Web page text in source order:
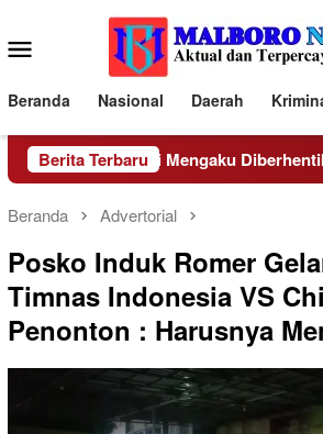
konten
Menu
Mobile
Beranda Nasional Daerah
Berita Terbaru
SD IT Rabbani Mengaku
Beranda Advertorial
Posko Induk Romer
Timnas Indonesia VS
Penonton : Harusnya